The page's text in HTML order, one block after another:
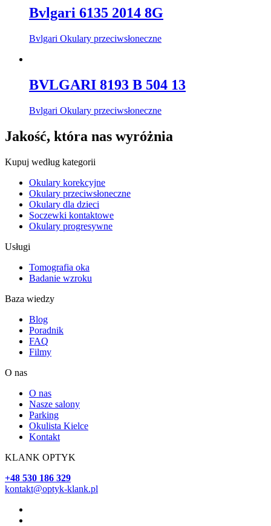
Bvlgari 6135 2014 8G
Bvlgari Okulary przeciwsłoneczne
BVLGARI 8193 B 504 13
Bvlgari Okulary przeciwsłoneczne
Jakość, która nas wyróżnia
Kupuj według kategorii
Okulary korekcyjne
Okulary przeciwsłoneczne
Okulary dla dzieci
Soczewki kontaktowe
Okulary progresywne
Usługi
Tomografia oka
Badanie wzroku
Baza wiedzy
Blog
Poradnik
FAQ
Filmy
O nas
O nas
Nasze salony
Parking
Okulista Kielce
Kontakt
KLANK OPTYK
+48 530 186 329
kontakt@optyk-klank.pl